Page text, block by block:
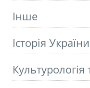
Інше
Історія України